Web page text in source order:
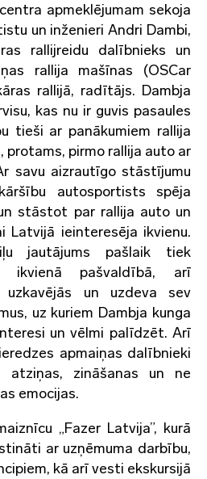
apmeklējumam sekoja
un inženieri Andri Dambi,
rallijreidu dalībnieks un
rallija mašīnas (OSCar
rallijā, radītājs. Dambja
kas nu ir guvis pasaules
tieši ar panākumiem rallija
protams, pirmo rallija auto ar
savu aizrautīgo stāstījumu
autosportists spēja
stāstot par rallija auto un
Latvijā ieinteresēja ikvienu.
jautājums pašlaik tiek
ikvienā pašvaldībā, arī
uzkavējās un uzdeva sev
uz kuriem Dambja kunga
un vēlmi palīdzēt. Arī
apmaiņas dalībnieki
atziņas, zināšanas un ne
emocijas.
„Fazer Latvija”, kurā
ar uzņēmuma darbību,
kā arī vesti ekskursijā